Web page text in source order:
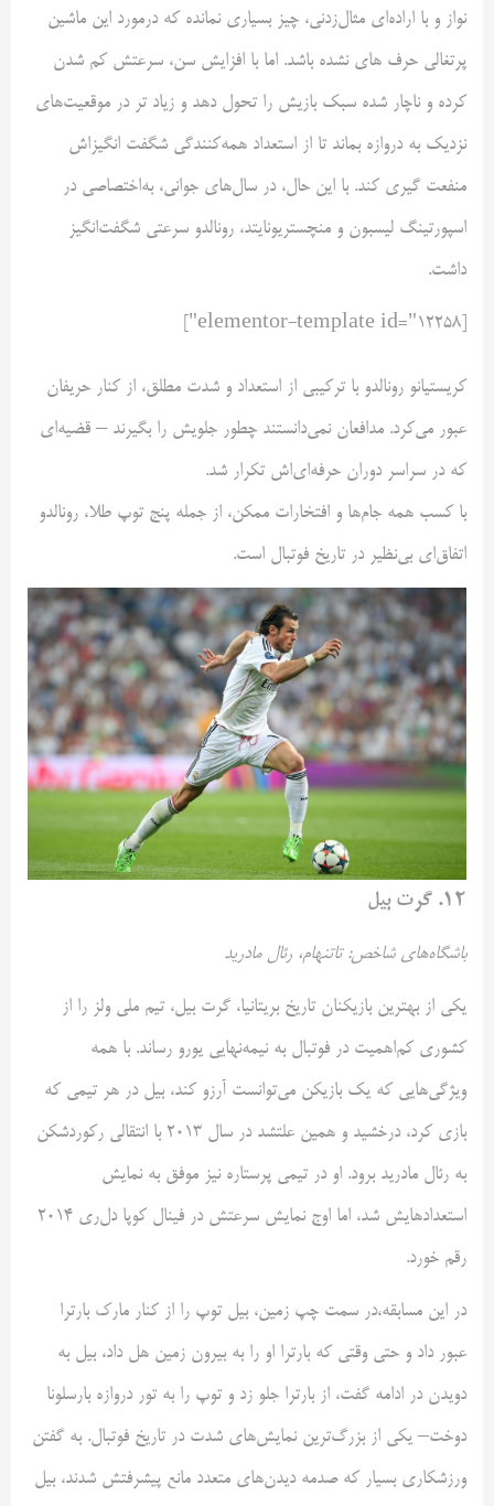
نواز و با اراده‌ای مثال‌زدنی، چیز بسیاری نمانده که درمورد این ماشین
پرتغالی حرف های نشده باشد. اما با افزایش سن، سرعتش کم شدن
کرده و ناچار شده سبک بازیش را تحول دهد و زیاد تر در موقعیت‌های
نزدیک به دروازه بماند تا از استعداد همه‌کنندگی شگفت انگیز‌اش
منفعت گیری کند. با این حال، در سال‌های جوانی، به‌اختصاصی در
اسپورتینگ لیسبون و منچستریونایتد، رونالدو سرعتی شگفت‌انگیز
داشت.
کریستیانو رونالدو با ترکیبی از استعداد و شدت مطلق، از کنار حریفان
عبور می‌کرد. مدافعان نمی‌دانستند چطور جلویش را بگیرند – قضیه‌ای
که در سراسر دوران حرفه‌ای‌اش تکرار شد.
با کسب همه جام‌ها و افتخارات ممکن، از جمله پنج توپ طلا، رونالدو
اتفاق‌ای بی‌نظیر در تاریخ فوتبال است.
۱۲. گرت بیل
باشگاه‌های شاخص: تاتنهام، رئال مادرید
یکی از بهترین بازیکنان تاریخ بریتانیا، گرت بیل، تیم ملی ولز را از
کشوری کم‌اهمیت در فوتبال به نیمه‌نهایی یورو رساند. با همه
ویژگی‌هایی که یک بازیکن می‌توانست آرزو کند، بیل در هر تیمی که
بازی کرد، درخشید و همین علتشد در سال ۲۰۱۳ با انتقالی رکوردشکن
به رئال مادرید برود. او در تیمی پرستاره نیز موفق به نمایش
استعدادهایش شد، اما اوج نمایش سرعتش در فینال کوپا دل‌ری ۲۰۱۴
رقم خورد.
در این مسابقه،در سمت چپ زمین، بیل توپ را از کنار مارک بارترا
عبور داد و حتی وقتی که بارترا او را به بیرون زمین هل داد، بیل به
دویدن در ادامه گفت، از بارترا جلو زد و توپ را به تور دروازه بارسلونا
دوخت– یکی از بزرگ‌ترین نمایش‌های شدت در تاریخ فوتبال. به گفتن
ورزشکاری بسیار که صدمه دیدن‌های متعدد مانع پیشرفتش شدند، بیل